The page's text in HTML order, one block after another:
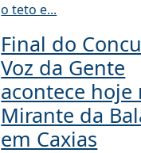
o teto e...
Final do
Voz da Gente
acontece hoje
Mirante da
em Caxias